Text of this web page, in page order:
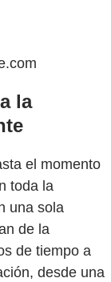
la
el momento
toda la
una sola
de la
de tiempo a
desde una